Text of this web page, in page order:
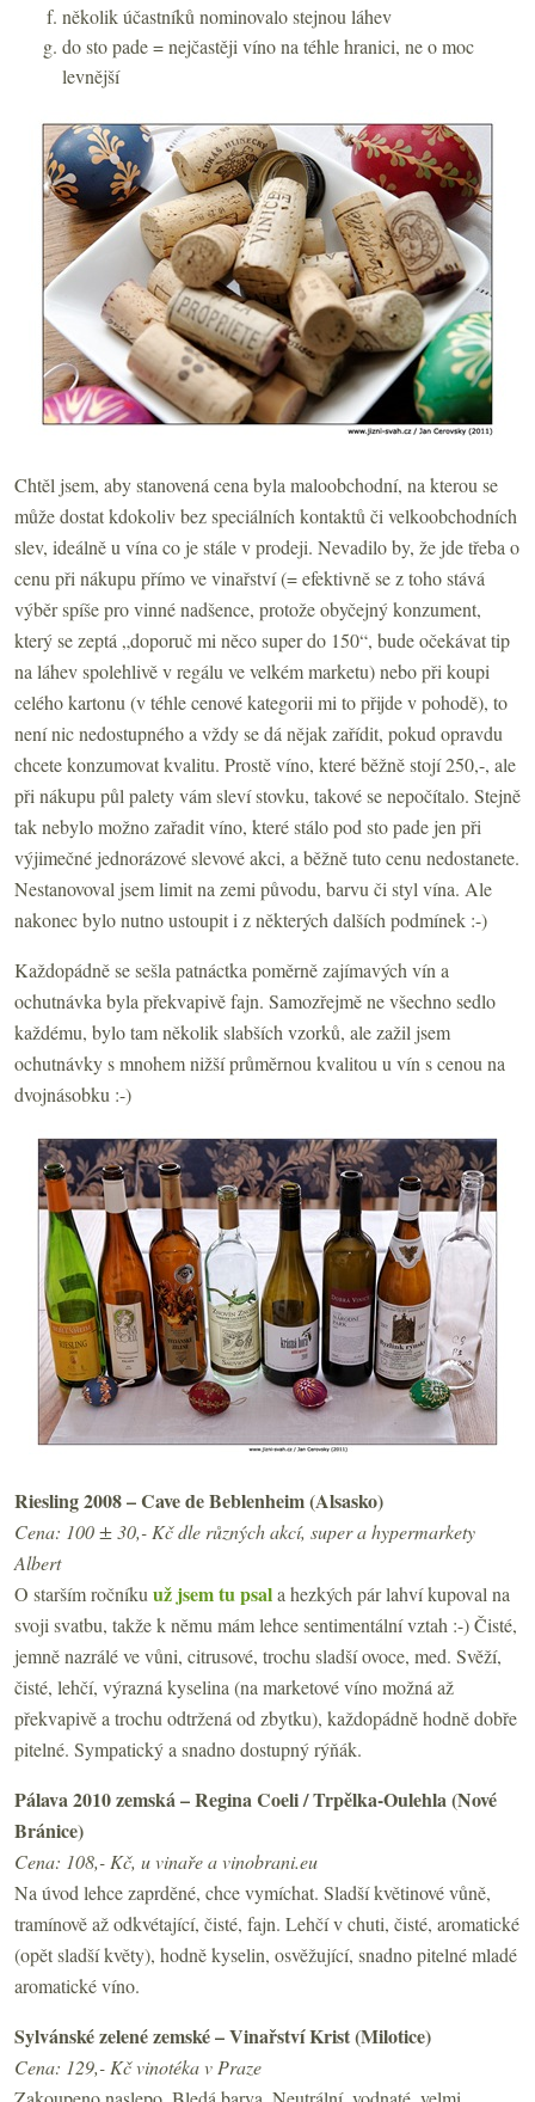
několik účastníků nominovalo stejnou láhev
do sto pade = nejčastěji víno na téhle hranici, ne o moc
levnější
Chtěl jsem, aby stanovená cena byla maloobchodní, na kterou se
může dostat kdokoliv bez speciálních kontaktů či velkoobchodních
slev, ideálně u vína co je stále v prodeji. Nevadilo by, že jde třeba o
cenu při nákupu přímo ve vinařství (= efektivně se z toho stává
výběr spíše pro vinné nadšence, protože obyčejný konzument,
který se zeptá „doporuč mi něco super do 150“, bude očekávat tip
na láhev spolehlivě v regálu ve velkém marketu) nebo při koupi
celého kartonu (v téhle cenové kategorii mi to přijde v pohodě), to
není nic nedostupného a vždy se dá nějak zařídit, pokud opravdu
chcete konzumovat kvalitu. Prostě víno, které běžně stojí 250,-, ale
při nákupu půl palety vám sleví stovku, takové se nepočítalo. Stejně
tak nebylo možno zařadit víno, které stálo pod sto pade jen při
výjimečné jednorázové slevové akci, a běžně tuto cenu nedostanete.
Nestanovoval jsem limit na zemi původu, barvu či styl vína. Ale
nakonec bylo nutno ustoupit i z některých dalších podmínek :-)
Každopádně se sešla patnáctka poměrně zajímavých vín a
ochutnávka byla překvapivě fajn. Samozřejmě ne všechno sedlo
každému, bylo tam několik slabších vzorků, ale zažil jsem
ochutnávky s mnohem nižší průměrnou kvalitou u vín s cenou na
dvojnásobku :-)
Riesling 2008 – Cave de Beblenheim (Alsasko)
Cena: 100 ± 30,- Kč dle různých akcí, super a hypermarkety
Albert
O starším ročníku už jsem tu psala hezkých pár lahví kupoval na
svoji svatbu, takže k němu mám lehce sentimentální vztah :-) Čisté,
jemně nazrálé ve vůni, citrusové, trochu sladší ovoce, med. Svěží,
čisté, lehčí, výrazná kyselina (na marketové víno možná až
překvapivě a trochu odtržená od zbytku), každopádně hodně dobře
pitelné. Sympatický a snadno dostupný rýňák.
Pálava 2010 zemská – Regina Coeli / Trpělka-Oulehla (Nové
Bránice)
Cena: 108,- Kč, u vinaře a vinobrani.eu
Na úvod lehce zaprděné, chce vymíchat. Sladší květinové vůně,
tramínově až odkvétající, čisté, fajn. Lehčí v chuti, čisté, aromatické
(opět sladší květy), hodně kyselin, osvěžující, snadno pitelné mladé
aromatické víno.
Sylvánské zelené zemské – Vinařství Krist (Milotice)
Cena: 129,- Kč vinotéka v Praze